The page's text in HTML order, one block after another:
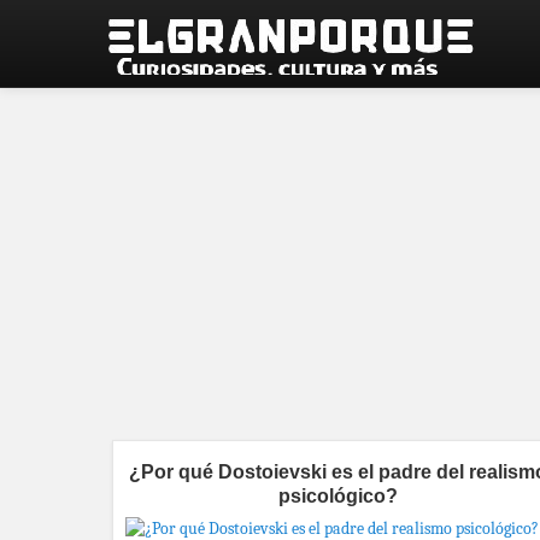
¿Por qué Dostoievski es el padre del
psicológico?